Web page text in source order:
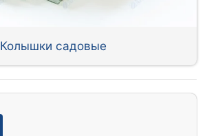
Колышки садовые